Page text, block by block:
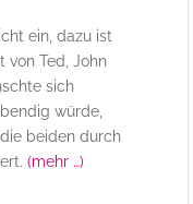
ein, dazu ist
von Ted, John
sich
würde,
beiden durch
(mehr …)